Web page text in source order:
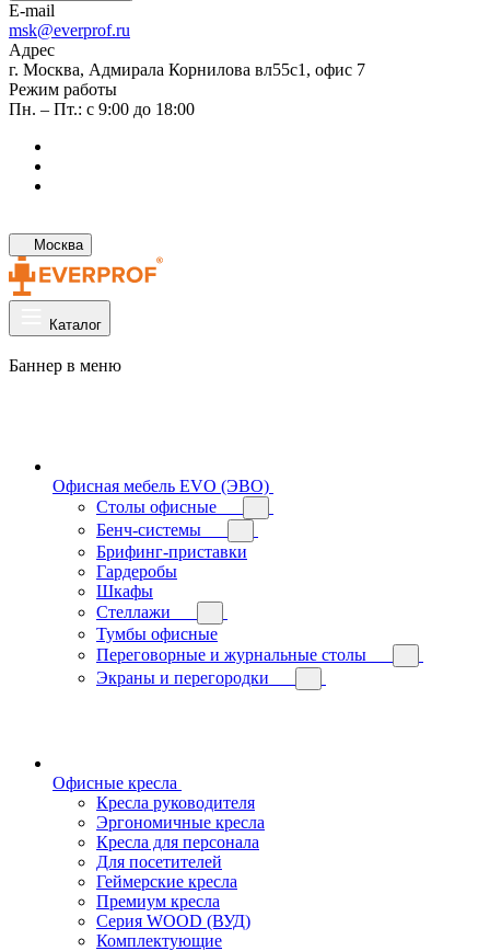
E-mail
msk@everprof.ru
Адрес
г. Москва, Адмирала Корнилова вл55с1, офис 7
Режим работы
Пн. – Пт.: с 9:00 до 18:00
Москва
Каталог
Баннер в меню
Офисная мебель EVO (ЭВО)
Cтолы офисные
Бенч-системы
Брифинг-приставки
Гардеробы
Шкафы
Стеллажи
Тумбы офисные
Переговорные и журнальные столы
Экраны и перегородки
Офисные кресла
Кресла руководителя
Эргономичные кресла
Кресла для персонала
Для посетителей
Геймерские кресла
Премиум кресла
Серия WOOD (ВУД)
Комплектующие